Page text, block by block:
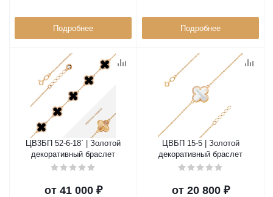
Подробнее Подробнее
ЦВ3БП 52-6-18` | Золотой
декоративный браслет
от 41 000 ₽
ЦВБП 15-5 | Золотой
декоративный браслет
от 20 800 ₽